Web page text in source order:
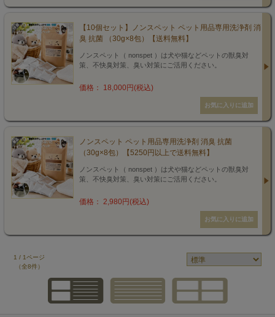
【10個セット】ノンスペット ペット用品専用洗浄剤 消
臭 抗菌 （30g×8包）【送料無料】
ノンスペット（ nonspet ）は犬や猫などペットの獣臭対
策、不快臭対策、臭い対策にご活用ください。
価格： 18,000円(税込)
ノンスペット ペット用品専用洗浄剤 消臭 抗菌
（30g×8包）【5250円以上で送料無料】
ノンスペット（ nonspet ）は犬や猫などペットの獣臭対
策、不快臭対策、臭い対策にご活用ください。
価格： 2,980円(税込)
1 / 1ページ
（全8件）